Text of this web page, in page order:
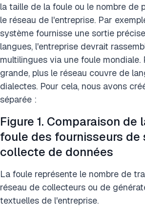
la taille de la foule ou le nombre de
le réseau de l'entreprise. Par
système fournisse une sortie
langues, l'entreprise devrait
multilingues via une foule mondiale.
grande, plus le réseau couvre de
dialectes. Pour cela, nous avons
séparée :
Figure 1. Comparaison
foule des fournisseurs de
collecte de données
La foule représente le nombre de
réseau de collecteurs ou de
textuelles de l'entreprise.